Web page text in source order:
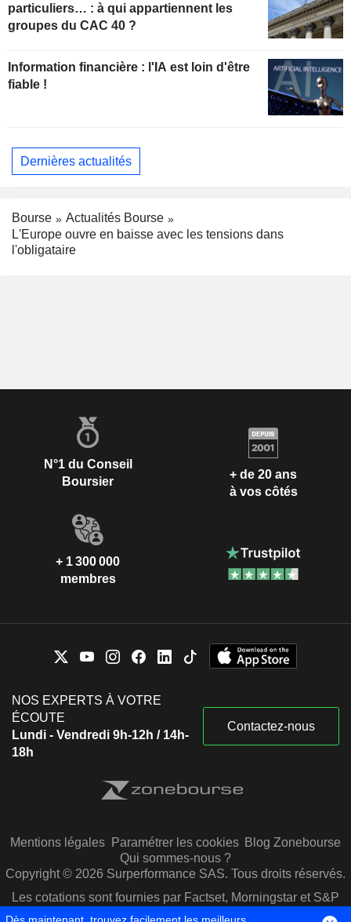
particuliers… : à qui appartiennent les
groupes du CAC 40 ?
Information financière : l'IA est loin d'être
fiable !
Dernières actualités
Bourse
Actualités Bourse
L'Europe ouvre en baisse avec les tensions dans
l'obligataire
N°1 du Conseil
Boursier
+ de 20 ans
à vos côtés
+ 1 300 000
membres
NOS EXPERTS À VOTRE
ÉCOUTE
Lundi - Vendredi 9h-12h / 14h-
18h
Contactez-nous
Mentions légales Paramétrer les cookies Blog Zonebourse
Qui sommes-nous ?
Copyright © 2026 Surperformance SAS. Tous droits réservés.
Les cotations sont fournies par Factset, Morningstar et S&P
Capital IQ